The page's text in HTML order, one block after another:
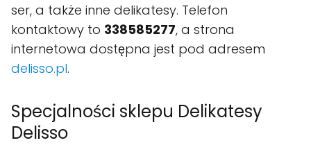
ser, a także inne delikatesy. Telefon
kontaktowy to 338585277, a strona
internetowa dostępna jest pod adresem
delisso.pl.
Specjalności sklepu Delikatesy
Delisso